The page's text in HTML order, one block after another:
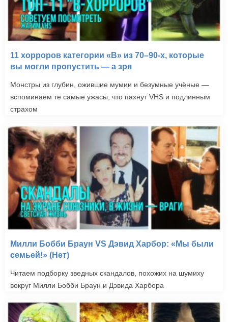
11 хорроров категории «B» из 70–90-х, которые
вы могли пропустить — а зря
Монстры из глубин, ожившие мумии и безумные учёные —
вспоминаем те самые ужасы, что пахнут VHS и подлинным
страхом
Милли Бобби Браун VS Дэвид Харбор: «Мы были
семьей!» (Нет)
Читаем подборку зведных скандалов, похожих на шумиху
вокруг Милли Бобби Браун и Дэвида Харбора